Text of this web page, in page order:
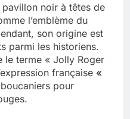
des trous dans le
apparaissent et
traiter
noir à têtes de
l’emblème du
son origine est
parmi les historiens.
le terme « Jolly Roger
française «
pour